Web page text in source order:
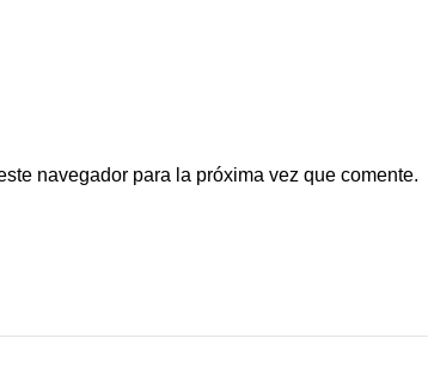
navegador para la próxima vez que comente.